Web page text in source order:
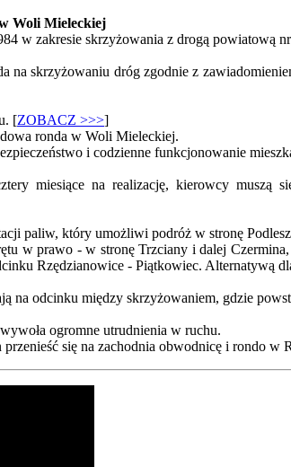
Woli Mieleckiej
w zakresie skrzyżowania z drogą powiatową
na skrzyżowaniu dróg zgodnie z
[ZOBACZ >>>]
ronda w Woli Mieleckiej.
i codzienne funkcjonowanie
miesiące na realizację, kierowcy
paliw, który umożliwi podróż w stronę
w prawo - w stronę Trzciany i dalej
Rzędzianowice - Piątkowiec. Alternatywą
na odcinku między skrzyżowaniem, gdzie
ogromne utrudnienia w ruchu.
się na zachodnia obwodnicę i rondo w